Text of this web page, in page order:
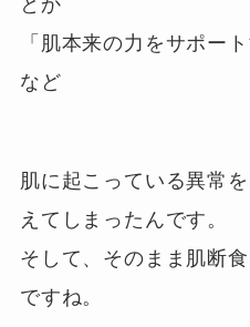
とか
「肌本来の力をサポー
など
肌に起こっている異常
えてしまったんです。
そして、そのまま肌断
ですね。